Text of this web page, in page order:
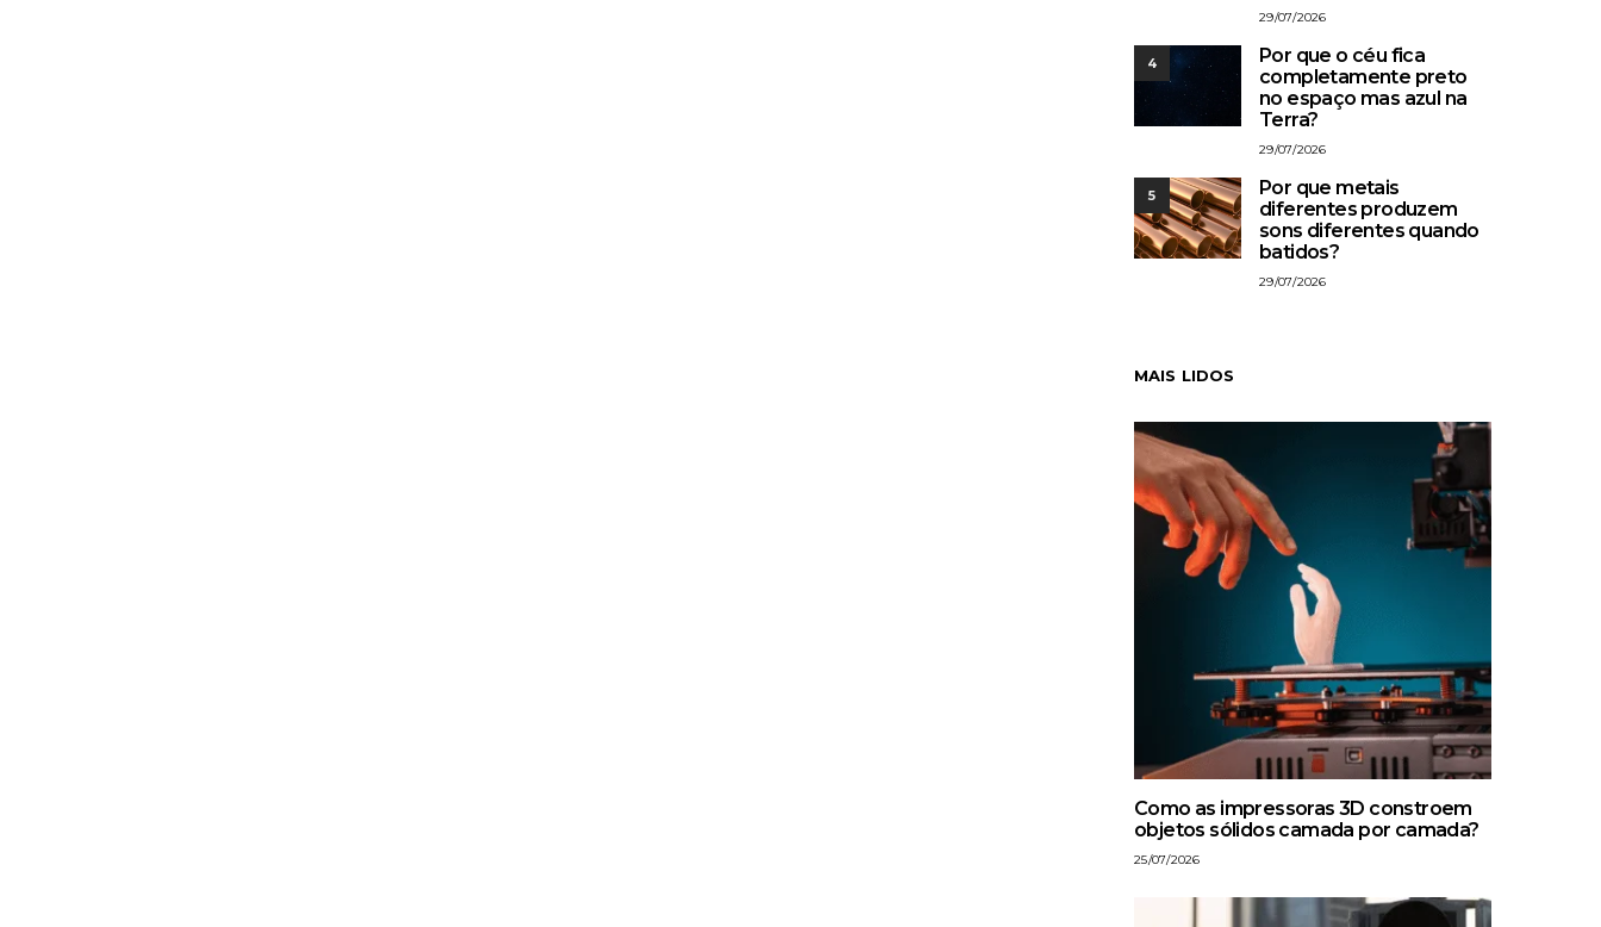
29/07/2026
4
Por que o céu fica
completamente preto
no espaço mas azul na
Terra?
29/07/2026
5
Por que metais
diferentes produzem
sons diferentes quando
batidos?
29/07/2026
MAIS LIDOS
Como as impressoras 3D constroem
objetos sólidos camada por camada?
25/07/2026